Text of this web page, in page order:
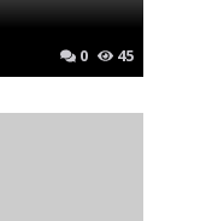
0 45